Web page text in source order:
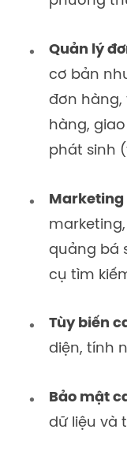
Quản lý
cơ bản
đơn hàng,
hàng,
phát sinh
Marketing
quảng bá
cụ tìm
Tùy biến
diện, tính
Bảo mật
dữ liệu và